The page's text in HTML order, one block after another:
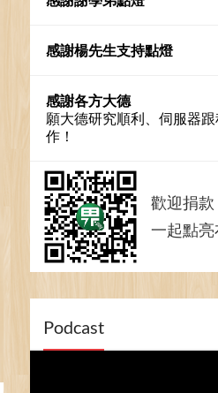
感謝楊先生支持點燈
感謝各方大德
願大德研究順利、伺服器
作！
歡迎捐款
一起點亮
Podcast